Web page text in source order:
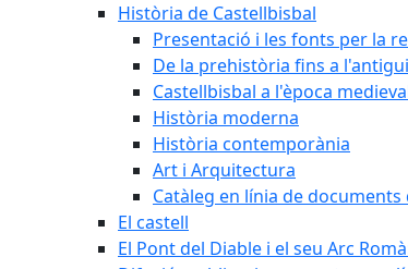
Història de Castellbisbal
Presentació i les fonts per la
De la prehistòria fins a
Castellbisbal a l'època
Història moderna
Història contemporània
Art i Arquitectura
Catàleg en línia de
El castell
El Pont del Diable i el seu Arc